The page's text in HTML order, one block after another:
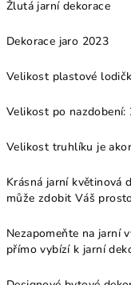
Žlutá jarní dekorace
Dekorace jaro 2023
Velikost plastové
Velikost po nazdobení:
Velikost truhlíku je
Krásná jarní květinová
může zdobit Váš
Nezapomeňte na jarní
přímo vybízí k jarní